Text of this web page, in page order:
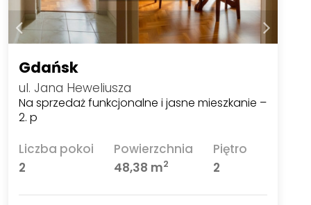
Gdańsk
ul. Jana Heweliusza
Na sprzedaż funkcjonalne i jasne mieszkanie –
2. p
Liczba pokoi
2
Powierzchnia
48,38 m2
Piętro
2